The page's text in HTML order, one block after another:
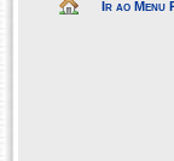
Ir ao Menu